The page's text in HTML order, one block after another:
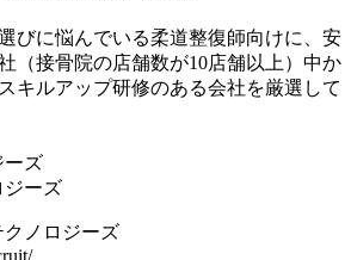
びに悩んでいる柔道整復師向けに、安
（接骨院の店舗数が10店舗以上）中か
キルアップ研修のある会社を厳選して
ーズ
クノロジーズ